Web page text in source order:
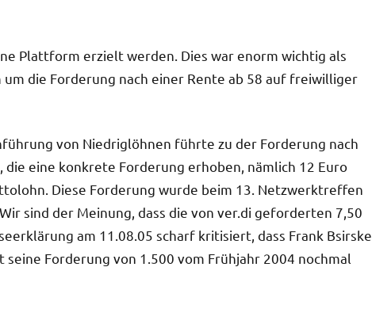
Plattform erzielt werden. Dies war enorm wichtig als
die Forderung nach einer Rente ab 58 auf freiwilliger
von Niedriglöhnen führte zu der Forderung nach
eine konkrete Forderung erhoben, nämlich 12 Euro
Diese Forderung wurde beim 13. Netzwerktreffen
sind der Meinung, dass die von ver.di geforderten 7,50
am 11.08.05 scharf kritisiert, dass Frank Bsirske
Forderung von 1.500 vom Frühjahr 2004 nochmal